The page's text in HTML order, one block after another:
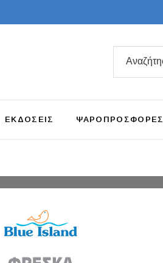
Search
ΕΚΔΟΣΕΙΣ ΨΑΡΟΠΡΟΣΦΟΡΕΣ